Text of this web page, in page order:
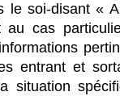
le soi-disant «
au cas
entrant et
situation